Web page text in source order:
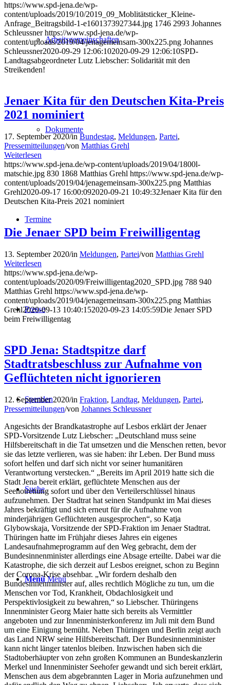
Arbeitsgemeinschaften
Dokumente
Termine
Presse
Spenden
Suche
Menü Menü
https://www.spd-jena.de/wp-
content/uploads/2019/10/2019_09_Moblitätsticker_Kleine-
Anfrage_Beitragsbild-1-e1601373927344.jpg 1746 2993 Johannes
Schleussner https://www.spd-jena.de/wp-
content/uploads/2019/04/jenagemeinsam-300x225.png Johannes
Schleussner2020-09-29 12:06:102020-09-29 12:06:10SPD-
Landtagsabgeordneter Lutz Liebscher: Solidarität mit den
Streikenden!
Jenaer Kita für den Deutschen Kita-Preis
2021 nominiert
17. September 2020/in Bundestag, Meldungen, Partei,
Pressemitteilungen/von Matthias Grehl
Weiterlesen
https://www.spd-jena.de/wp-content/uploads/2019/04/1800l-
matschie.jpg 830 1868 Matthias Grehl https://www.spd-jena.de/wp-
content/uploads/2019/04/jenagemeinsam-300x225.png Matthias
Grehl2020-09-17 16:00:092020-09-21 10:49:32Jenaer Kita für den
Deutschen Kita-Preis 2021 nominiert
Die Jenaer SPD beim Freiwilligentag
13. September 2020/in Meldungen, Partei/von Matthias Grehl
Weiterlesen
https://www.spd-jena.de/wp-
content/uploads/2020/09/Freiwilligentag2020_SPD.jpg 788 940
Matthias Grehl https://www.spd-jena.de/wp-
content/uploads/2019/04/jenagemeinsam-300x225.png Matthias
Grehl2020-09-13 10:40:152020-09-23 14:05:59Die Jenaer SPD
beim Freiwilligentag
SPD Jena: Stadtspitze darf
Stadtratsbeschluss zur Aufnahme von
Geflüchteten nicht ignorieren
12. September 2020/in Fraktion, Landtag, Meldungen, Partei,
Pressemitteilungen/von Johannes Schleussner
Angesichts der Brandkatastrophe auf Lesbos erklärt der Jenaer
SPD-Vorsitzende Lutz Liebscher: „Deutschland muss seine
Hilfsbereitschaft in die Tat umsetzen und die Menschen retten, bevor
sie das letzte verlieren, was sie haben: ihr Leben. Der Bund muss
sofort helfen und darf sich nicht vor seiner humanitären
Verantwortung verstecken.“ „Bereits im April 2019 hatte sich die
Stadt Jena bereit erklärt, geflüchtete Menschen aus der
Seenotrettung sofort und über den Verteilerschlüssel hinaus
aufzunehmen. Der Stadtrat hat seinen Standpunkt im Mai dieses
Jahres bekräftigt und sich erneut für die Aufnahme von
minderjährigen Geflüchteten ausgesprochen“, so Katja
Glybowskaja, Vorsitzende der SPD-Fraktion im Jenaer Stadtrat.
Thüringen hatte im Frühjahr dieses Jahres ein eigenes
Landesaufnahmeprogramm auf den Weg gebracht, dem der
Bundesinnenminister allerdings eine Absage erteilte. Dabei war die
Katastrophe, die sich derzeit auf Lesbos ereignet, schon zu Beginn
der Corona-Krise absehbar. „Wir fordern deshalb den
Bundesinnenminister auf, alles rechtlich Mögliche zu tun, um die
Menschen vor Tod, Krankheit, Obdachlosigkeit und
Perspektivlosigkeit zu bewahren,“ so Liebscher. Thüringens
Innenminister Georg Maier hatte sich bereits als Vermittler
angeboten und zur Innenministerkonferenz im Juli mit dem Bund
um eine Einigung bemüht. Neben Thüringen und Berlin zeigt auch
das Land NRW seine Hilfsbereitschaft. Der Bundesinnenminister
kann nicht länger tatenlos bleiben. Inzwischen haben sich die
Stadtoberhäupter von zehn großen Kommunen an Bundeskanzlerin
Merkel und Innenminister Seehofer gewandt und sich bereit erklärt,
Menschen aus dem abgebrannten Lager in Moria aufzunehmen und